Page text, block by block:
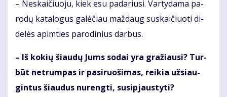
– Ne­skai­čiuo­ju, kiek esu pa­da­riu­si. Var­ty­da­ma pa­
ro­dų ka­ta­lo­gus ga­lė­čiau maž­daug su­skai­čiuo­ti di­
de­lės ap­im­ties pa­ro­di­nius dar­bus.
– Iš ko­kių šiau­dų Jums so­dai yra gra­žiau­si? Tur­
būt ne­trum­pas ir pa­si­ruo­ši­mas, rei­kia už­si­au­
gin­tus šiau­dus nu­reng­ti, su­si­pjaus­ty­ti?